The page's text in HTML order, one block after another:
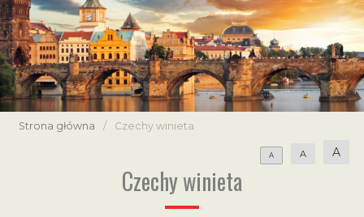
Strona główna / Czechy winieta
A A A
Czechy winieta